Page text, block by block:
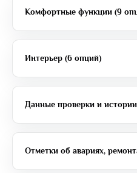
Комфортные функции (9
Интерьер (6 опций)
Данные проверки и
Отметки об авариях,